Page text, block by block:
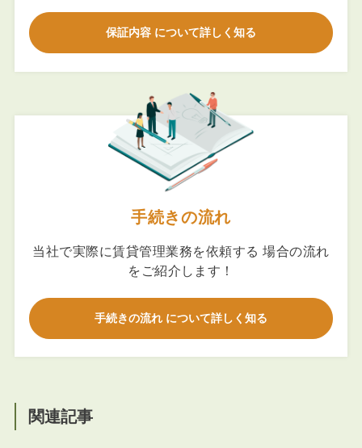
保証内容 について詳しく知る
手続きの流れ
当社で実際に賃貸管理業務を依頼する 場合の流れ
をご紹介します！
手続きの流れ について詳しく知る
関連記事